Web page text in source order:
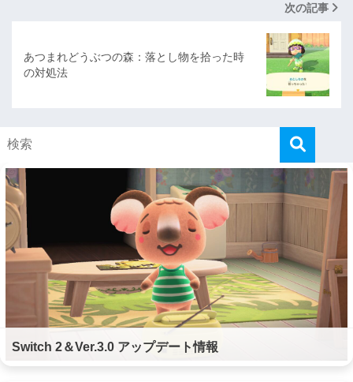
次の記事
あつまれどうぶつの森：落とし物を拾った時
の対処法
Switch 2＆Ver.3.0 アップデート情報